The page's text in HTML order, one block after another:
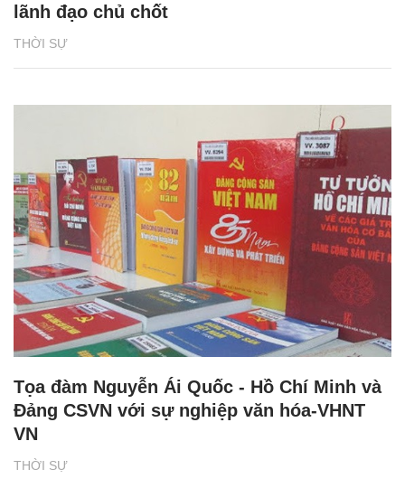
THỜI SỰ
lãnh đạo chủ chốt
THỜI SỰ
Tọa đàm Nguyễn Ái Quốc - Hồ Chí Minh và
Đảng CSVN với sự nghiệp văn hóa-VHNT
VN